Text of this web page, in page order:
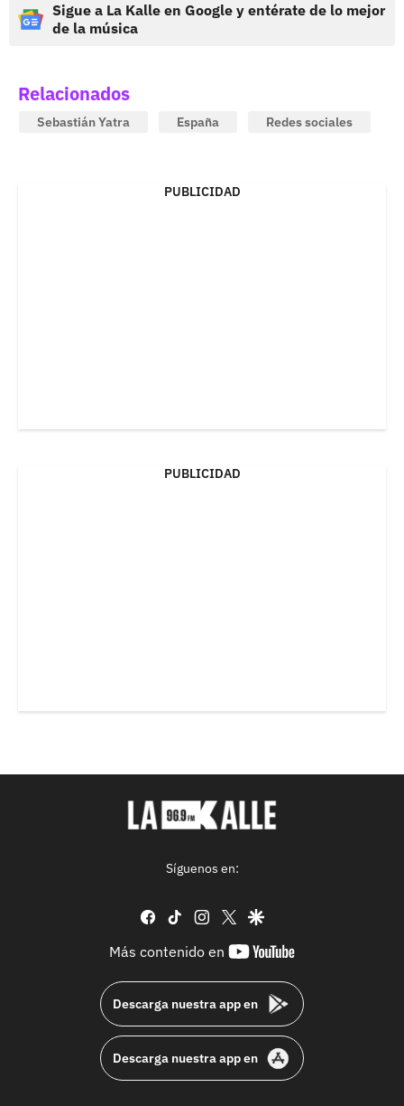
Sigue a La Kalle en Google y entérate de lo mejor
de la música
Relacionados
Sebastián Yatra España Redes sociales
PUBLICIDAD
PUBLICIDAD
Síguenos en:
facebook
tiktok instagram
twittergoogle
Más contenido en
youtube-
Descarga nuestra app en
Descarga nuestra app en